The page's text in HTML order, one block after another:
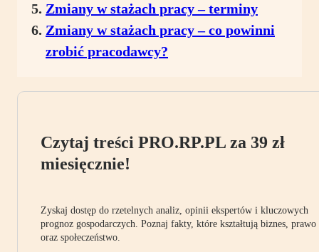
Zmiany w stażach pracy – terminy
Zmiany w stażach pracy – co powinni
zrobić pracodawcy?
Czytaj treści PRO.RP.PL za 39 zł
miesięcznie!
Zyskaj dostęp do rzetelnych analiz, opinii ekspertów i kluczowych
prognoz gospodarczych. Poznaj fakty, które kształtują biznes, prawo
oraz społeczeństwo.